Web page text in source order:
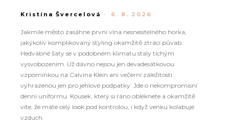
Kristína Švercelová - 6. 8. 2026
Jakmile město zasáhne první vlna nesnesitelného horka,
jakýkoliv komplikovaný styling okamžitě ztrácí půvab.
Hedvábné šaty se v podobném klimatu staly tichým
vysvobozením. Už dávno nejsou jen devadesátkovou
vzpomínkou na Calvina Klein ani večerní záležitostí
vyhrazenou jen pro jehlové podpatky. Jde o nekompromisní
denní uniformu. Kousek, který si ráno obléknete a okamžitě
víte, že máte celý look pod kontrolou, i když venku kolabuje
vzduch.